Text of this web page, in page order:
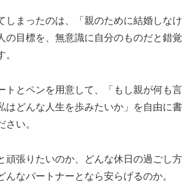
しまったのは、「親のために結婚しなけ
の目標を、無意識に自分のものだと錯覚
。
トとペンを用意して、「もし親が何も言
はどんな人生を歩みたいか」を自由に書
さい。
頑張りたいのか、どんな休日の過ごし方
んなパートナーとなら安らげるのか。